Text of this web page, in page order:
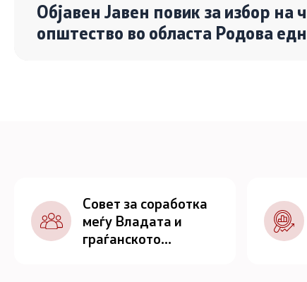
Изјава за пристапност
Објавен Јавен повик за избор на
општество во областа Родова
Совет за соработка
меѓу Владата и
граѓанското